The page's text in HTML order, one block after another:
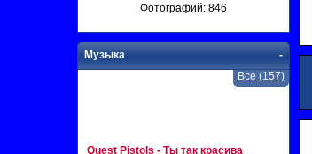
Фотографий: 846
-
Музыка
Все (157)
Quest Pistols - Ты так красива